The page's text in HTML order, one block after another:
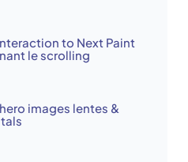
to Next Paint
le scrolling
images lentes &